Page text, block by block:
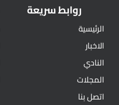
روابط سريعة
الرئيسية
الاخبار
النادي
المجلات
اتصل بنا